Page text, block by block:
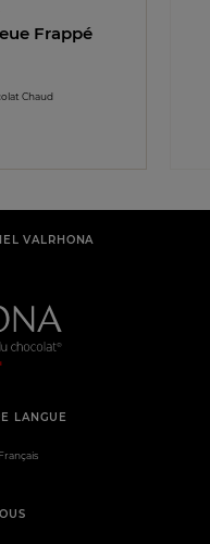
Frappé
Chaud
VALRHONA
LANGUE
Français